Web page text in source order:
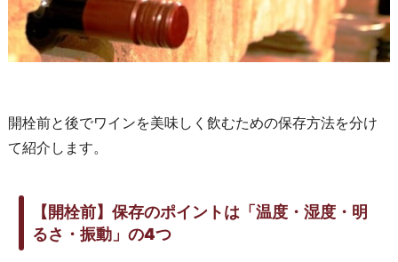
開栓前と後でワインを美味しく飲むための保存方法を分け
て紹介します。
【開栓前】保存のポイントは「温度・湿度・明
るさ・振動」の4つ